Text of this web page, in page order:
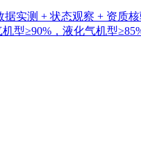
实测 + 状态观察 + 资质
型≥90%，液化气机型